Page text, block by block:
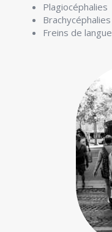
Plagiocéphalies
Brachycéphalies
Freins de langue